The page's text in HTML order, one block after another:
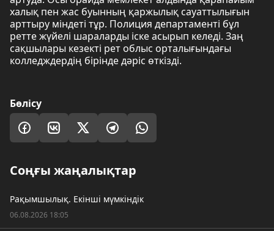
халық пен жас буынның қаржылық сауаттылығын
арттыру міндеті тұр. Полиция департаменті бұл
ретте жүйелі шараларды іске асырып келеді. Заң
сақшылары кезекті рет облыс орталығындағы
колледждердің бірінде дәріс өткізді.
Бөлісу
Соңғы жаңалықтар
Рақымшылық. Екінші мүмкіндік
06.08.2026 18:05